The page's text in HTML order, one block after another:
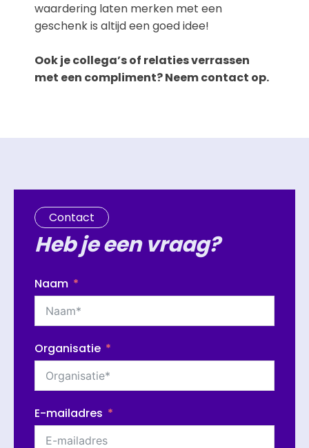
waardering laten merken met een
geschenk is altijd een goed idee!
Ook je collega’s of relaties verrassen
met een compliment? Neem contact op.
Contact
Heb je een vraag?
Naam
Organisatie
E-mailadres